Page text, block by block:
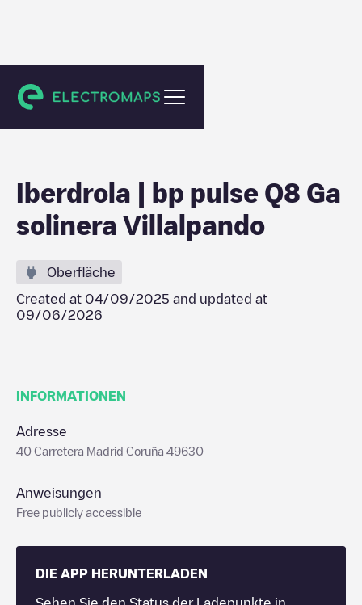
Villalpando
Iberdrola | bp pulse Q8 Ga
solinera Villalpando
Oberfläche
Created at 04/09/2025 and updated at
09/06/2026
INFORMATIONEN
Adresse
40 Carretera Madrid Coruña 49630
Anweisungen
Free publicly accessible
DIE APP HERUNTERLADEN